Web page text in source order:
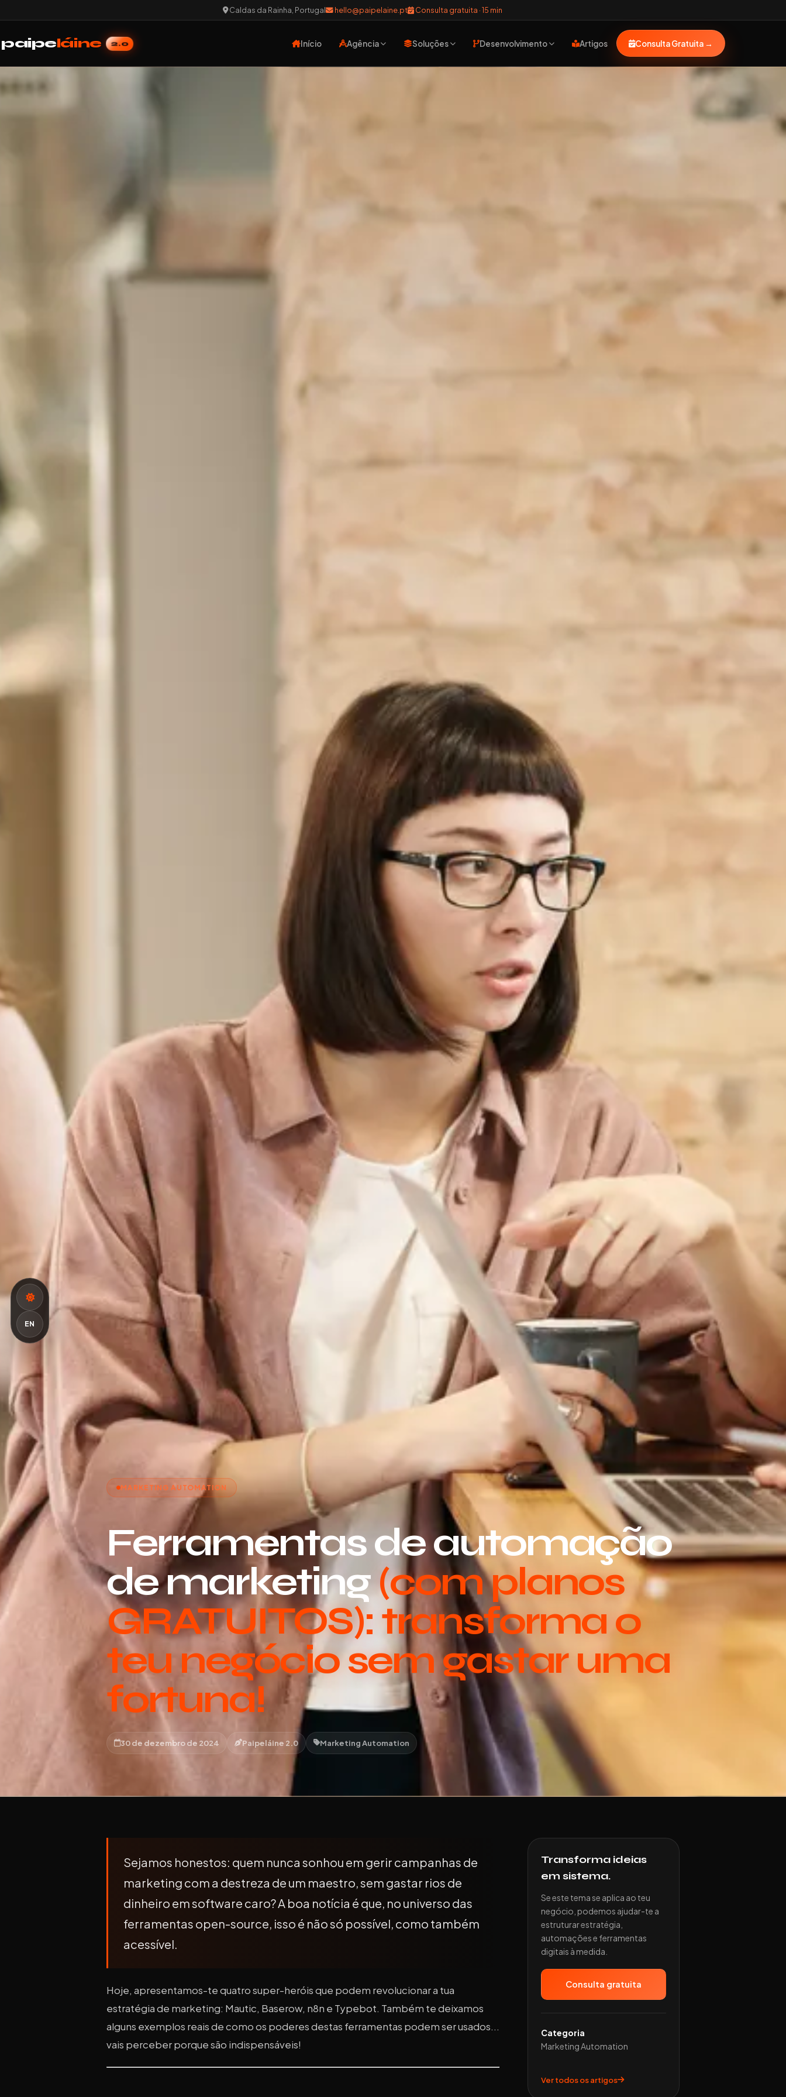
Caldas da Rainha, Portugal hello@paipelaine.pt Consulta gratuita · 15 min
paipeláine 2.0 Início Agência Soluções Desenvolvimento Artigos Consulta Gratuita →
MARKETING AUTOMATION
Ferramentas de automação
de marketing(com planos
GRATUITOS): transforma o
teu negócio sem gastar uma
fortuna!
30 de dezembro de 2024 Paipeláine 2.0 Marketing Automation
Sejamos honestos: quem nunca sonhou em gerir campanhas de
marketing com a destreza de um maestro, sem gastar rios de
dinheiro em software caro? A boa notícia é que, no universo das
ferramentas open-source, isso é não só possível, como também
acessível.
Hoje, apresentamos-te quatro super-heróis que podem revolucionar a tua
estratégia de marketing: Mautic, Baserow, n8n e Typebot. Também te deixamos
alguns exemplos reais de como os poderes destas ferramentas podem ser usados...
vais perceber porque são indispensáveis!
Transforma ideias
em sistema.
Se este tema se aplica ao teu
negócio, podemos ajudar-te a
estruturar estratégia,
automações e ferramentas
digitais à medida.
Consulta gratuita
Categoria
Marketing Automation
Ver todos os artigos
EN